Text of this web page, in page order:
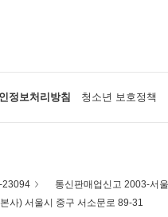
정보처리방침 청소년 보호정책
23094 통신판매업신고 2003-서
사) 서울시 중구 서소문로 89-31